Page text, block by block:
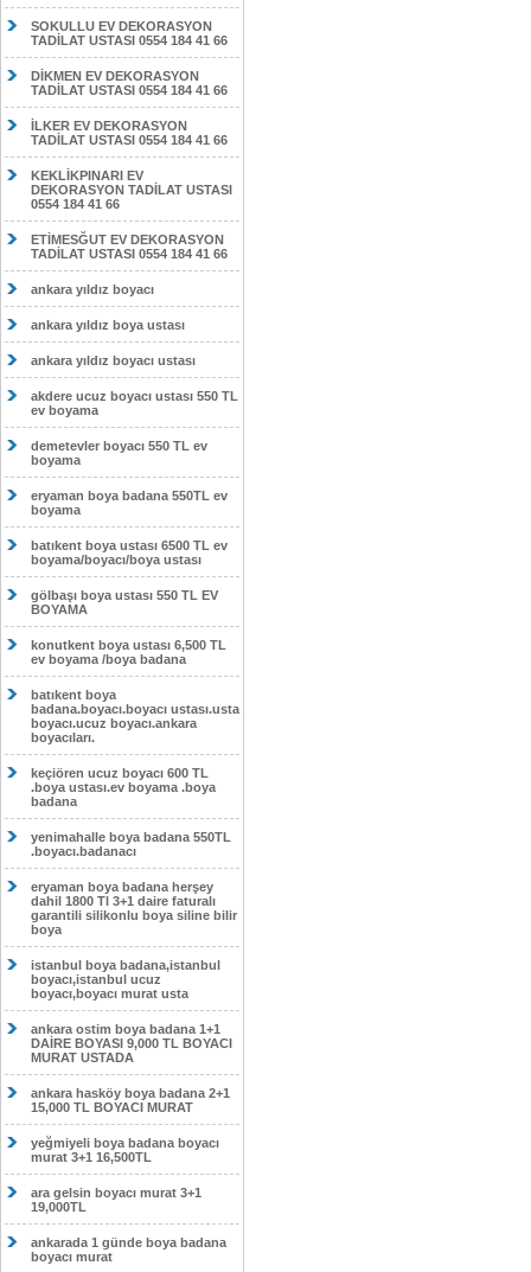
SOKULLU EV DEKORASYON
TADİLAT USTASI 0554 184 41 66
DİKMEN EV DEKORASYON
TADİLAT USTASI 0554 184 41 66
İLKER EV DEKORASYON
TADİLAT USTASI 0554 184 41 66
KEKLİKPINARI EV
DEKORASYON TADİLAT USTASI
0554 184 41 66
ETİMESĞUT EV DEKORASYON
TADİLAT USTASI 0554 184 41 66
ankara yıldız boyacı
ankara yıldız boya ustası
ankara yıldız boyacı ustası
akdere ucuz boyacı ustası 550 TL
ev boyama
demetevler boyacı 550 TL ev
boyama
eryaman boya badana 550TL ev
boyama
batıkent boya ustası 6500 TL ev
boyama/boyacı/boya ustası
gölbaşı boya ustası 550 TL EV
BOYAMA
konutkent boya ustası 6,500 TL
ev boyama /boya badana
batıkent boya
badana.boyacı.boyacı ustası.usta
boyacı.ucuz boyacı.ankara
boyacıları.
keçiören ucuz boyacı 600 TL
.boya ustası.ev boyama .boya
badana
yenimahalle boya badana 550TL
.boyacı.badanacı
eryaman boya badana herşey
dahil 1800 Tl 3+1 daire faturalı
garantili silikonlu boya siline bilir
boya
istanbul boya badana,istanbul
boyacı,istanbul ucuz
boyacı,boyacı murat usta
ankara ostim boya badana 1+1
DAİRE BOYASI 9,000 TL BOYACI
MURAT USTADA
ankara hasköy boya badana 2+1
15,000 TL BOYACI MURAT
yeğmiyeli boya badana boyacı
murat 3+1 16,500TL
ara gelsin boyacı murat 3+1
19,000TL
ankarada 1 günde boya badana
boyacı murat